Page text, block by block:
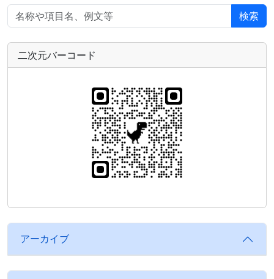
検索
二次元バーコード
アーカイブ